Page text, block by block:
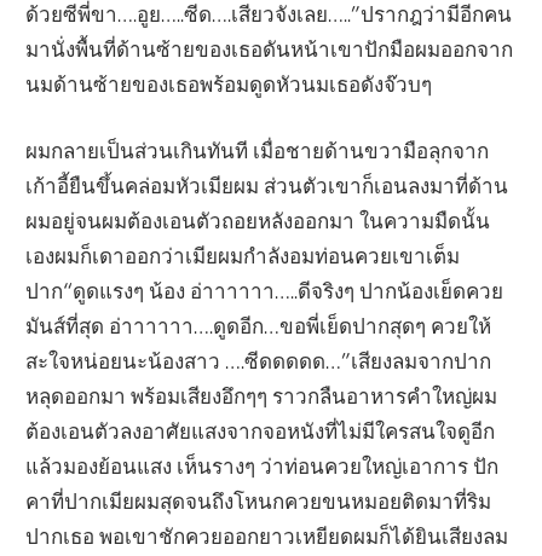
ด้วยซีพี่ขา….อูย…..ซีด….เสียวจังเลย…..”ปรากฎว่ามีอีกคน
มานั่งพื้นที่ด้านซ้ายของเธอดันหน้าเขาปักมือผมออกจาก
นมด้านซ้ายของเธอพร้อมดูดหัวนมเธอดังจ๊วบๆ
ผมกลายเป็นส่วนเกินทันที เมื่อชายด้านขวามือลุกจาก
เก้าอี้ยืนขึ้นคล่อมหัวเมียผม ส่วนตัวเขาก็เอนลงมาที่ด้าน
ผมอยู่จนผมต้องเอนตัวถอยหลังออกมา ในความมืดนั้น
เองผมก็เดาออกว่าเมียผมกำลังอมท่อนควยเขาเต็ม
ปาก“ดูดแรงๆ น้อง อ่าาาาาา…..ดีจริงๆ ปากน้องเย็ดควย
มันส์ที่สุด อ่าาาาาา….ดูดอีก…ขอพี่เย็ดปากสุดๆ ควยให้
สะใจหน่อยนะน้องสาว ….ซีดดดดด…”เสียงลมจากปาก
หลุดออกมา พร้อมเสียงอึกๆๆ ราวกลืนอาหารคำใหญ่ผม
ต้องเอนตัวลงอาศัยแสงจากจอหนังที่ไม่มีใครสนใจดูอีก
แล้วมองย้อนแสง เห็นรางๆ ว่าท่อนควยใหญ่เอาการ ปัก
คาที่ปากเมียผมสุดจนถึงโหนกควยขนหมอยติดมาที่ริม
ปากเธอ พอเขาชักควยออกยาวเหยียดผมก็ได้ยินเสียงลม